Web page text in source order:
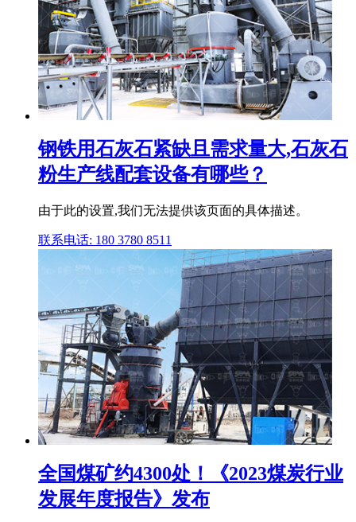
钢铁用石灰石紧缺且需求量大,石灰石
粉生产线配套设备有哪些？
由于此的设置,我们无法提供该页面的具体描述。
联系电话: 180 3780 8511
全国煤矿约4300处！《2023煤炭行业
发展年度报告》发布